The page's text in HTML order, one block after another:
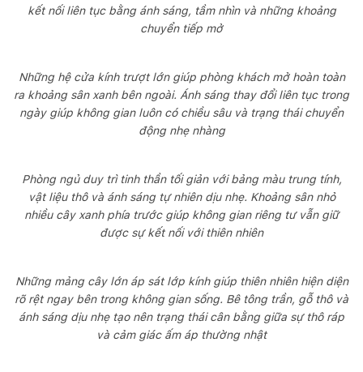
kết nối liên tục bằng ánh sáng, tầm nhìn và những khoảng
chuyển tiếp mở
Những hệ cửa kính trượt lớn giúp phòng khách mở hoàn toàn
ra khoảng sân xanh bên ngoài. Ánh sáng thay đổi liên tục trong
ngày giúp không gian luôn có chiều sâu và trạng thái chuyển
động nhẹ nhàng
Phòng ngủ duy trì tinh thần tối giản với bảng màu trung tính,
vật liệu thô và ánh sáng tự nhiên dịu nhẹ. Khoảng sân nhỏ
nhiều cây xanh phía trước giúp không gian riêng tư vẫn giữ
được sự kết nối với thiên nhiên
Những mảng cây lớn áp sát lớp kính giúp thiên nhiên hiện diện
rõ rệt ngay bên trong không gian sống. Bê tông trần, gỗ thô và
ánh sáng dịu nhẹ tạo nên trạng thái cân bằng giữa sự thô ráp
và cảm giác ấm áp thường nhật